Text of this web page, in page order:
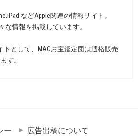
などApple関連の情報サイト。
な情報を掲載しています。
トとして、MACお宝鑑定団は適格販売
す。
ー
広告出稿について